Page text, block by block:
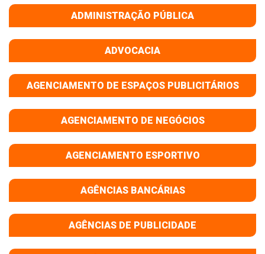
ADMINISTRAÇÃO PÚBLICA
ADVOCACIA
AGENCIAMENTO DE ESPAÇOS PUBLICITÁRIOS
AGENCIAMENTO DE NEGÓCIOS
AGENCIAMENTO ESPORTIVO
AGÊNCIAS BANCÁRIAS
AGÊNCIAS DE PUBLICIDADE